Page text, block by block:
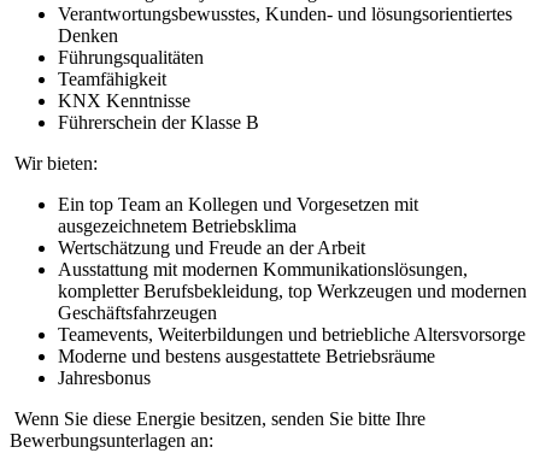
Verantwortungsbewusstes, Kunden- und lösungsorientiertes
Denken
Führungsqualitäten
Teamfähigkeit
KNX Kenntnisse
Führerschein der Klasse B
Wir bieten:
Ein top Team an Kollegen und Vorgesetzen mit
ausgezeichnetem Betriebsklima
Wertschätzung und Freude an der Arbeit
Ausstattung mit modernen Kommunikationslösungen,
kompletter Berufsbekleidung, top Werkzeugen und modernen
Geschäftsfahrzeugen
Teamevents, Weiterbildungen und betriebliche Altersvorsorge
Moderne und bestens ausgestattete Betriebsräume
Jahresbonus
Wenn Sie diese Energie besitzen, senden Sie bitte Ihre
Bewerbungsunterlagen an: